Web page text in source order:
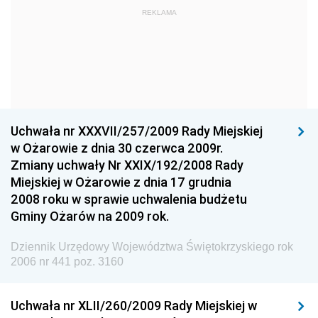
Dziennik Urzędowy Ministra Gospodarki
Dziennik Urzędowy Urzędu Ochrony Konkurencji i
Konsumentów
Dziennik Urzędowy Ministra Pracy i Polityki
Społecznej
Dziennik Urzędowy Urzędu Lotnictwa Cywilnego
Dziennik Urzędowy Ministerstwa Hutnictwa i
REKLAMA
Uchwała nr XXXVII/257/2009 Rady Miejskiej
w Ożarowie z dnia 30 czerwca 2009r.
Zmiany uchwały Nr XXIX/192/2008 Rady
Miejskiej w Ożarowie z dnia 17 grudnia
2008 roku w sprawie uchwalenia budżetu
Gminy Ożarów na 2009 rok.
Dziennik Urzędowy Województwa Świętokrzyskiego rok
2006 nr 441 poz. 3160
Uchwała nr XLII/260/2009 Rady Miejskiej w